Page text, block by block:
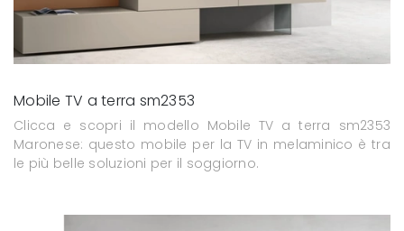
Mobile TV a terra sm2353
Clicca e scopri il modello Mobile TV a terra sm2353
Maronese: questo mobile per la TV in melaminico è tra
le più belle soluzioni per il soggiorno.